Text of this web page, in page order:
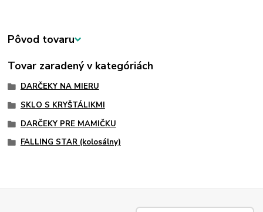
Pôvod tovaru
Tovar zaradený v kategóriách
DARČEKY NA MIERU
SKLO S KRYŠTÁLIKMI
DARČEKY PRE MAMIČKU
FALLING STAR (kolosálny)